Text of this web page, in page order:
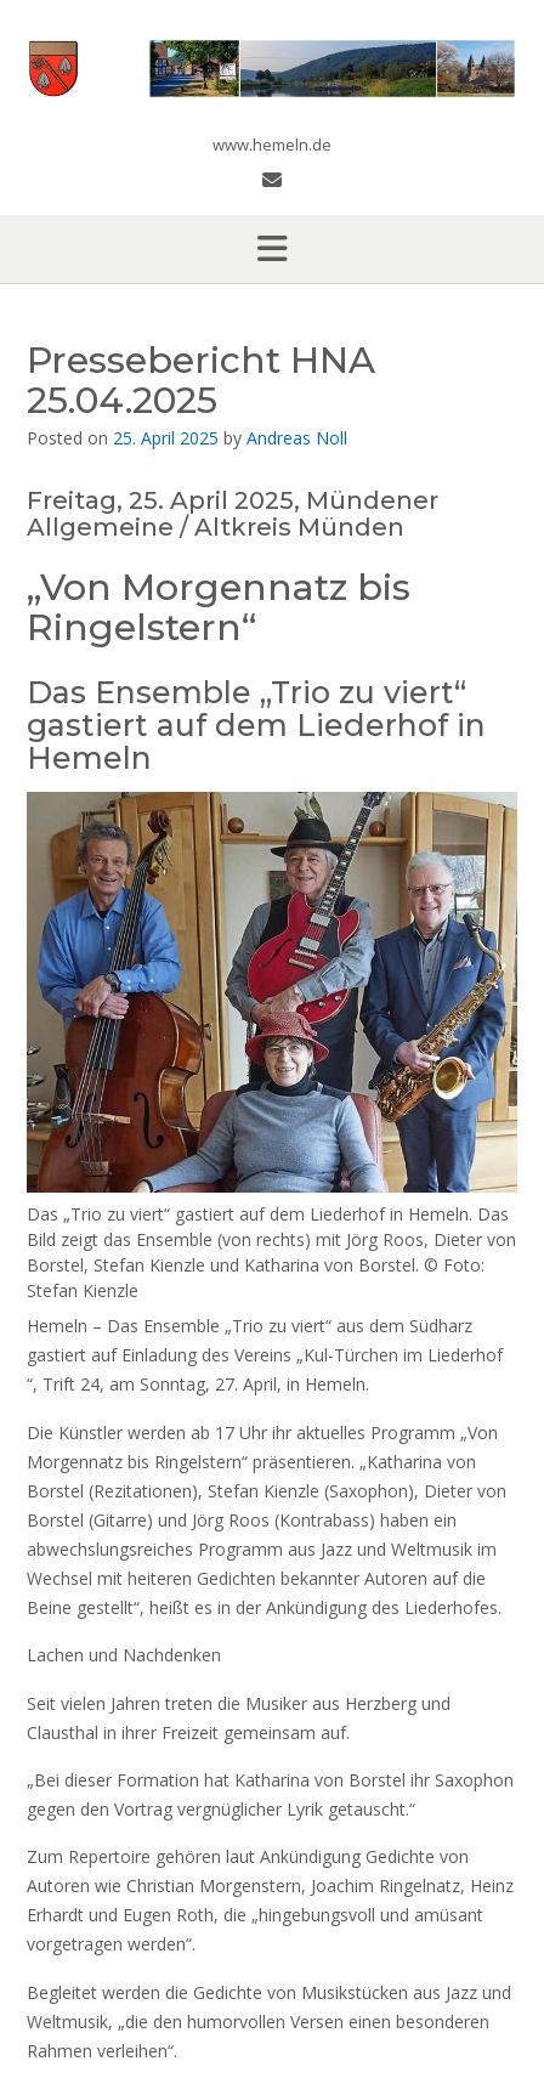
content
www.hemeln.de
Pressebericht HNA
25.04.2025
Posted on 25. April 2025 by Andreas Noll
Freitag, 25. April 2025, Mündener
Allgemeine / Altkreis Münden
„Von Morgennatz bis
Ringelstern“
Das Ensemble „Trio zu viert“
gastiert auf dem Liederhof in
Hemeln
Das „Trio zu viert“ gastiert auf dem Liederhof in Hemeln. Das
Bild zeigt das Ensemble (von rechts) mit Jörg Roos, Dieter von
Borstel, Stefan Kienzle und Katharina von Borstel. © Foto:
Stefan Kienzle
Hemeln – Das Ensemble „Trio zu viert“ aus dem Südharz
gastiert auf Einladung des Vereins „Kul-Türchen im Liederhof
“, Trift 24, am Sonntag, 27. April, in Hemeln.
Die Künstler werden ab 17 Uhr ihr aktuelles Programm „Von
Morgennatz bis Ringelstern“ präsentieren. „Katharina von
Borstel (Rezitationen), Stefan Kienzle (Saxophon), Dieter von
Borstel (Gitarre) und Jörg Roos (Kontrabass) haben ein
abwechslungsreiches Programm aus Jazz und Weltmusik im
Wechsel mit heiteren Gedichten bekannter Autoren auf die
Beine gestellt“, heißt es in der Ankündigung des Liederhofes.
Lachen und Nachdenken
Seit vielen Jahren treten die Musiker aus Herzberg und
Clausthal in ihrer Freizeit gemeinsam auf.
„Bei dieser Formation hat Katharina von Borstel ihr Saxophon
gegen den Vortrag vergnüglicher Lyrik getauscht.“
Zum Repertoire gehören laut Ankündigung Gedichte von
Autoren wie Christian Morgenstern, Joachim Ringelnatz, Heinz
Erhardt und Eugen Roth, die „hingebungsvoll und amüsant
vorgetragen werden“.
Begleitet werden die Gedichte von Musikstücken aus Jazz und
Weltmusik, „die den humorvollen Versen einen besonderen
Rahmen verleihen“.